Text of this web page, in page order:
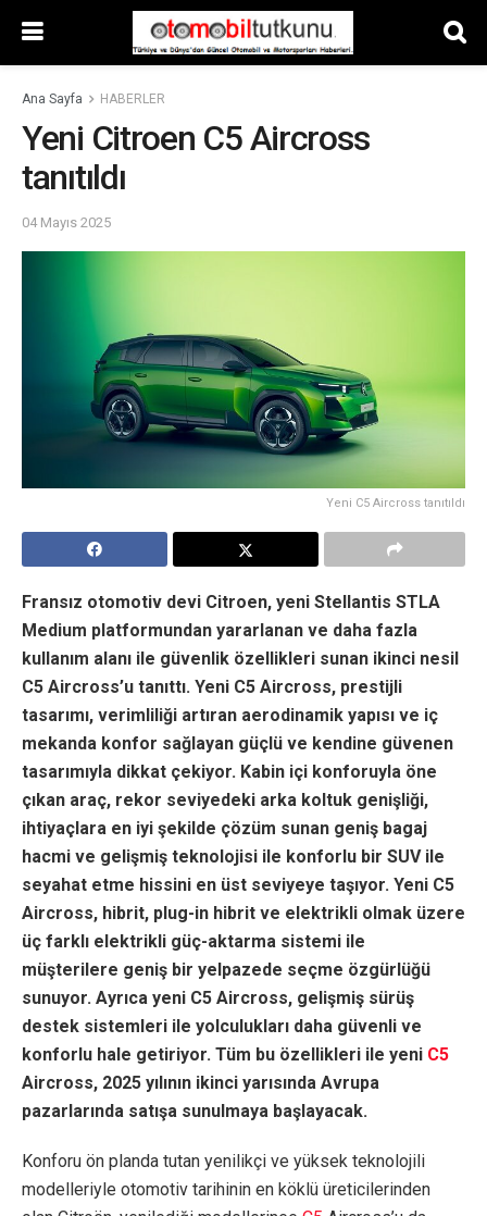
Ana Sayfa HABERLER
Yeni Citroen C5 Aircross
tanıtıldı
04 Mayıs 2025
Yeni C5 Aircross tanıtıldı
Fransız otomotiv devi Citroen, yeni Stellantis STLA
Medium platformundan yararlanan ve daha fazla
kullanım alanı ile güvenlik özellikleri sunan ikinci nesil
C5 Aircross’u tanıttı. Yeni C5 Aircross, prestijli
tasarımı, verimliliği artıran aerodinamik yapısı ve iç
mekanda konfor sağlayan güçlü ve kendine güvenen
tasarımıyla dikkat çekiyor. Kabin içi konforuyla öne
çıkan araç, rekor seviyedeki arka koltuk genişliği,
ihtiyaçlara en iyi şekilde çözüm sunan geniş bagaj
hacmi ve gelişmiş teknolojisi ile konforlu bir SUV ile
seyahat etme hissini en üst seviyeye taşıyor. Yeni C5
Aircross, hibrit, plug-in hibrit ve elektrikli olmak üzere
üç farklı elektrikli güç-aktarma sistemi ile
müşterilere geniş bir yelpazede seçme özgürlüğü
sunuyor. Ayrıca yeni C5 Aircross, gelişmiş sürüş
destek sistemleri ile yolculukları daha güvenli ve
konforlu hale getiriyor. Tüm bu özellikleri ile yeni C5
Aircross, 2025 yılının ikinci yarısında Avrupa
pazarlarında satışa sunulmaya başlayacak.
Konforu ön planda tutan yenilikçi ve yüksek teknolojili
modelleriyle otomotiv tarihinin en köklü üreticilerinden